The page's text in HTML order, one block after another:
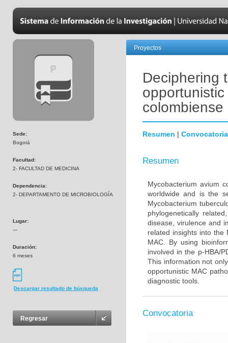
Sede:
Bogotá
Facultad:
2- FACULTAD DE MEDICINA
Dependencia:
2- DEPARTAMENTO DE MICROBIOLOGÍA
Lugar:
---
Duración:
6 meses
Descargar resultado de búsqueda
Regresar
Proyectos
Deciphering
colombiense
Resumen | Convocatoria
Resumen
Mycobacterium avium
worldwide and is the
Mycobacterium
phylogenetically
disease, virulence and
related insights into the
MAC. By using
involved in the p-HBA/
This information not
opportunistic MAC
diagnostic tools.
Convocatoria